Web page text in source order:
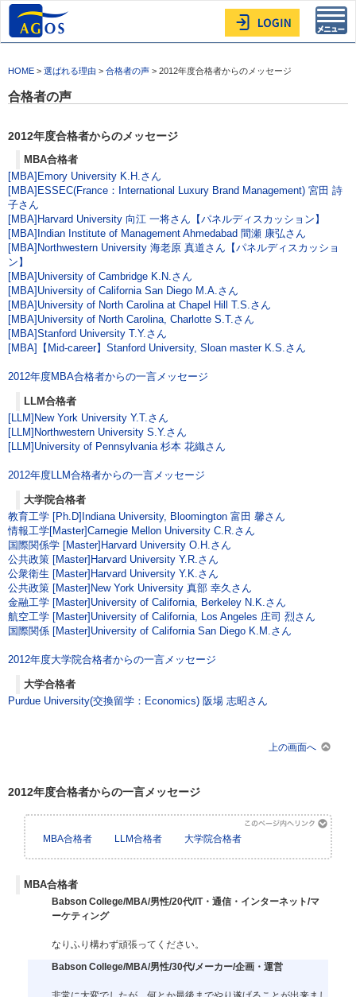
HOME > 選ばれる理由 > 合格者の声 > 2012年度合格者からのメッセージ
合格者の声
2012年度合格者からのメッセージ
MBA合格者
[MBA]Emory University K.H.さん
[MBA]ESSEC(France：International Luxury Brand Management) 宮田 詩
子さん
[MBA]Harvard University 向江 一将さん【パネルディスカッション】
[MBA]Indian Institute of Management Ahmedabad 間瀬 康弘さん
[MBA]Northwestern University 海老原 真道さん【パネルディスカッショ
ン】
[MBA]University of Cambridge K.N.さん
[MBA]University of California San Diego M.A.さん
[MBA]University of North Carolina at Chapel Hill T.S.さん
[MBA]University of North Carolina, Charlotte S.T.さん
[MBA]Stanford University T.Y.さん
[MBA]【Mid-career】Stanford University, Sloan master K.S.さん
2012年度MBA合格者からの一言メッセージ
LLM合格者
[LLM]New York University Y.T.さん
[LLM]Northwestern University S.Y.さん
[LLM]University of Pennsylvania 杉本 花織さん
2012年度LLM合格者からの一言メッセージ
大学院合格者
教育工学 [Ph.D]Indiana University, Bloomington 富田 馨さん
情報工学[Master]Carnegie Mellon University C.R.さん
国際関係学 [Master]Harvard University O.H.さん
公共政策 [Master]Harvard University Y.R.さん
公衆衛生 [Master]Harvard University Y.K.さん
公共政策 [Master]New York University 真部 幸久さん
金融工学 [Master]University of California, Berkeley N.K.さん
航空工学 [Master]University of California, Los Angeles 庄司 烈さん
国際関係 [Master]University of California San Diego K.M.さん
2012年度大学院合格者からの一言メッセージ
大学合格者
Purdue University(交換留学：Economics) 阪場 志昭さん
上の画面へ
2012年度合格者からの一言メッセージ
MBA合格者 LLM合格者 大学院合格者
MBA合格者
Babson College/MBA/男性/20代/IT・通信・インターネット/マ
ーケティング
なりふり構わず頑張ってください。
Babson College/MBA/男性/30代/メーカー/企画・運営
非常に大変でしたが、何とか最後までやり遂げることが出来まし